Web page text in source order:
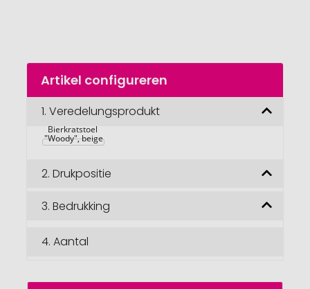
Naar
begin
afbeeldingengalerij
Artikel configureren
1. Veredelungsprodukt
Bierkratstoel
"Woody", beige
2. Drukpositie
3. Bedrukking
4. Aantal